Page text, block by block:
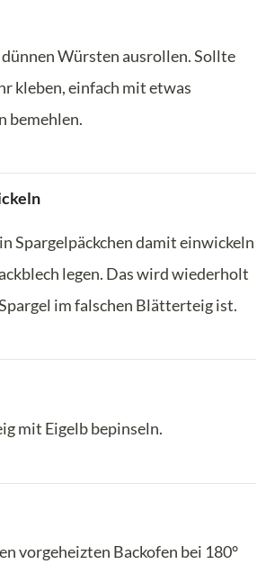
dünnen Würsten ausrollen. Sollte
kleben, einfach mit etwas
bemehlen.
Spargelpäckchen damit einwickeln
legen. Das wird wiederholt
im falschen Blätterteig ist.
mit Eigelb bepinseln.
vorgeheizten Backofen bei 180°